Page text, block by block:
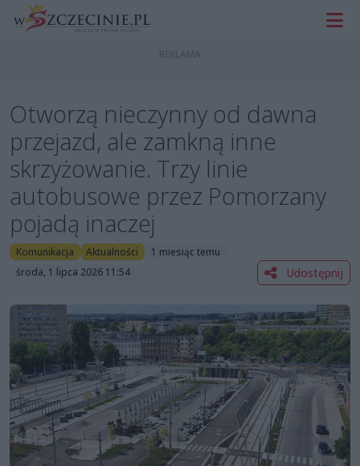
Otworzą nieczynny od dawna
przejazd, ale zamkną inne
skrzyżowanie. Trzy linie
autobusowe przez Pomorzany
pojadą inaczej
Komunikacja Aktualności
1 miesiąc temu
środa, 1 lipca 2026 11:54
Udostępnij